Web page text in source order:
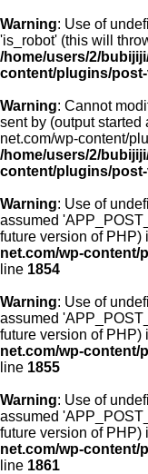
Warning: Use of
'is_robot' (this will
/home/users/2/
content/plugins/
Warning: Cannot
sent by (output
net.com/wp-content/
/home/users/2/
content/plugins/
Warning: Use of
assumed
future version of PHP)
net.com/wp-content/
line 1854
Warning: Use of
assumed
future version of PHP)
net.com/wp-content/
line 1855
Warning: Use of
assumed
future version of PHP)
net.com/wp-content/
line 1861